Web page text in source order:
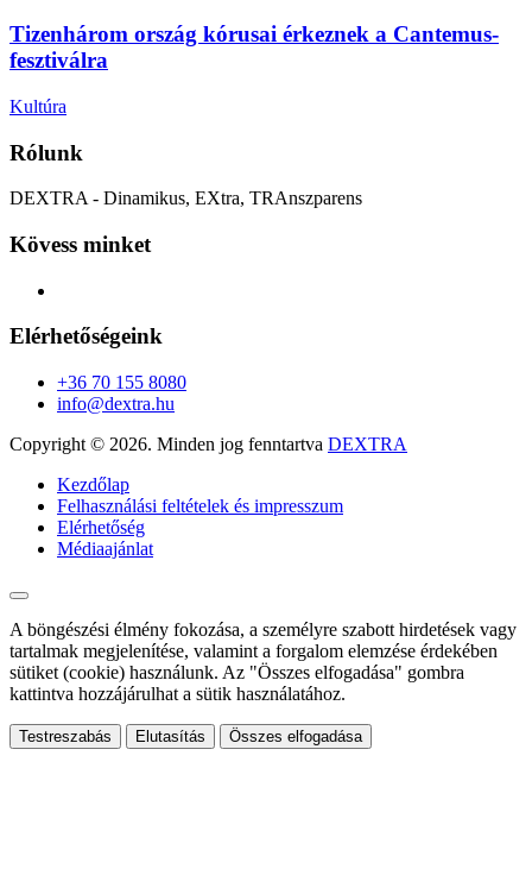
Tizenhárom ország kórusai érkeznek a Cantemus-
fesztiválra
Kultúra
Rólunk
DEXTRA - Dinamikus, EXtra, TRAnszparens
Kövess minket
Elérhetőségeink
+36 70 155 8080
info@dextra.hu
Copyright © 2026. Minden jog fenntartva DEXTRA
Kezdőlap
Felhasználási feltételek és impresszum
Elérhetőség
Médiaajánlat
A böngészési élmény fokozása, a személyre szabott hirdetések vagy
tartalmak megjelenítése, valamint a forgalom elemzése érdekében
sütiket (cookie) használunk. Az "Összes elfogadása" gombra
kattintva hozzájárulhat a sütik használatához.
Testreszabás Elutasítás Összes elfogadása